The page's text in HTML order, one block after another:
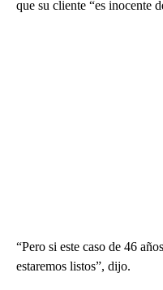
que su cliente “es inocente
“Pero si este caso de 46
estaremos listos”, dijo.